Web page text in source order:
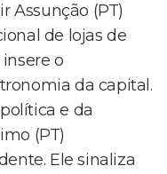
Assunção (PT)
de lojas de
o
da capital.
e da
(PT)
Ele sinaliza